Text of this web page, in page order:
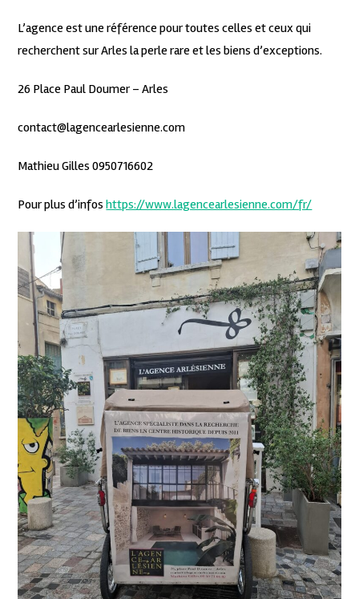
L’agence est une référence pour toutes celles et ceux qui
recherchent sur Arles la perle rare et les biens d’exceptions.
26 Place Paul Doumer – Arles
contact@lagencearlesienne.com
Mathieu Gilles 0950716602
Pour plus d’infoshttps://www.lagencearlesienne.com/fr/